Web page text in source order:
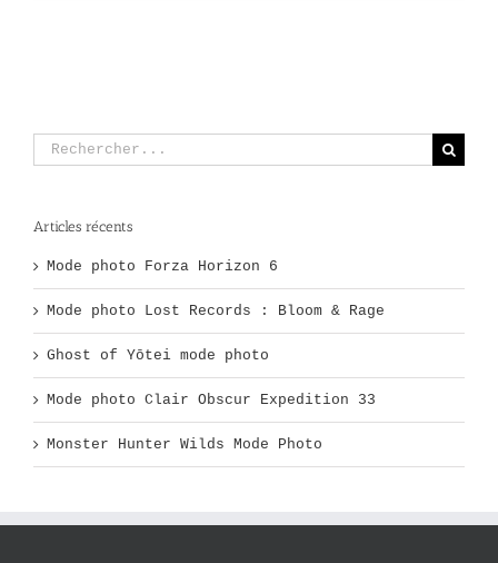
Rechercher:
Articles récents
Mode photo Forza Horizon 6
Mode photo Lost Records : Bloom & Rage
Ghost of Yōtei mode photo
Mode photo Clair Obscur Expedition 33
Monster Hunter Wilds Mode Photo